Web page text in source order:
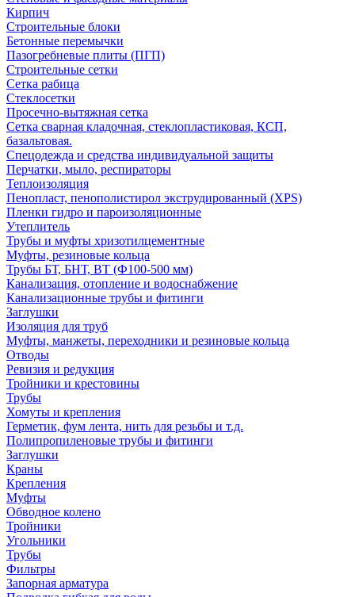
Кирпич
Строительные блоки
Бетонные перемычки
Пазогребневые плиты (ПГП)
Строительные сетки
Сетка рабица
Стеклосетки
Просечно-вытяжная сетка
Сетка сварная кладочная, стеклопластиковая, КСП,
базальтовая.
Спецодежда и средства индивидуальной защиты
Перчатки, мыло, респираторы
Теплоизоляция
Пенопласт, пенополистирол экструдированный (XPS)
Пленки гидро и пароизоляционные
Утеплитель
Трубы и муфты хризотилцементные
Муфты, резиновые кольца
Трубы БТ, БНТ, ВТ (Ф100-500 мм)
Канализация, отопление и водоснабжение
Канализационные трубы и фитинги
Заглушки
Изоляция для труб
Муфты, манжеты, переходники и резиновые кольца
Отводы
Ревизия и редукция
Тройники и крестовины
Трубы
Хомуты и крепления
Герметик, фум лента, нить для резьбы и т.д.
Полипропиленовые трубы и фитинги
Заглушки
Краны
Крепления
Муфты
Обводное колено
Тройники
Угольники
Трубы
Фильтры
Запорная арматура